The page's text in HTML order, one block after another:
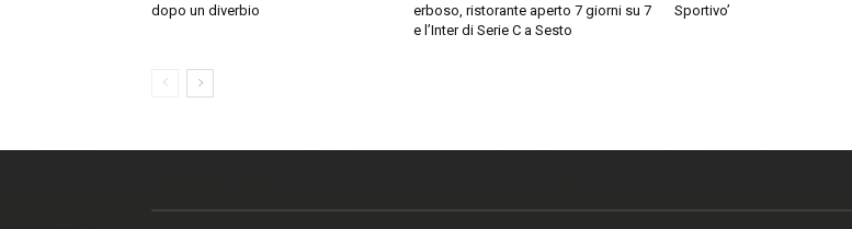
dopo un diverbio
erboso, ristorante aperto 7 giorni su 7
e l’Inter di Serie C a Sesto
Sportivo’